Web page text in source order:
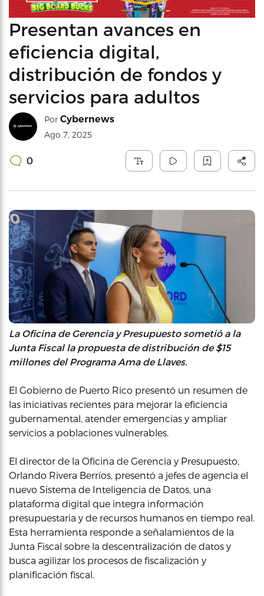
Presentan avances en
eficiencia digital,
distribución de fondos y
servicios para adultos
Por Cybernews
Ago 7, 2025
0
La Oficina de Gerencia y Presupuesto sometió a la
Junta Fiscal la propuesta de distribución de $15
millones del Programa Ama de Llaves.
El Gobierno de Puerto Rico presentó un resumen de
las iniciativas recientes para mejorar la eficiencia
gubernamental, atender emergencias y ampliar
servicios a poblaciones vulnerables.
El director de la Oficina de Gerencia y Presupuesto,
Orlando Rivera Berríos, presentó a jefes de agencia el
nuevo Sistema de Inteligencia de Datos, una
plataforma digital que integra información
presupuestaria y de recursos humanos en tiempo real.
Esta herramienta responde a señalamientos de la
Junta Fiscal sobre la descentralización de datos y
busca agilizar los procesos de fiscalización y
planificación fiscal.